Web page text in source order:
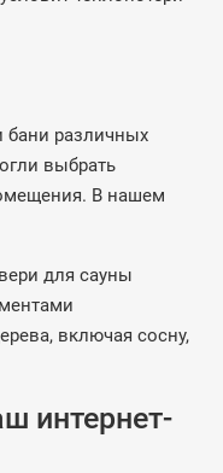
различных
выбрать
В нашем
для сауны
включая сосну,
интернет-